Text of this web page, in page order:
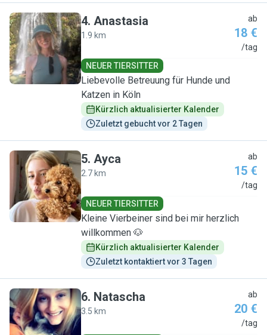
A
4. Anastasia
1.9 km
ab
18 €
/tag
NEUER TIERSITTER
Liebevolle Betreuung für Hunde und
Katzen in Köln
Kürzlich aktualisierter Kalender
Zuletzt gebucht vor 2 Tagen
A
5. Ayca
2.7 km
ab
15 €
/tag
NEUER TIERSITTER
Kleine Vierbeiner sind bei mir herzlich
willkommen 🐶
Kürzlich aktualisierter Kalender
Zuletzt kontaktiert vor 3 Tagen
N
6. Natascha
3.5 km
ab
20 €
/tag